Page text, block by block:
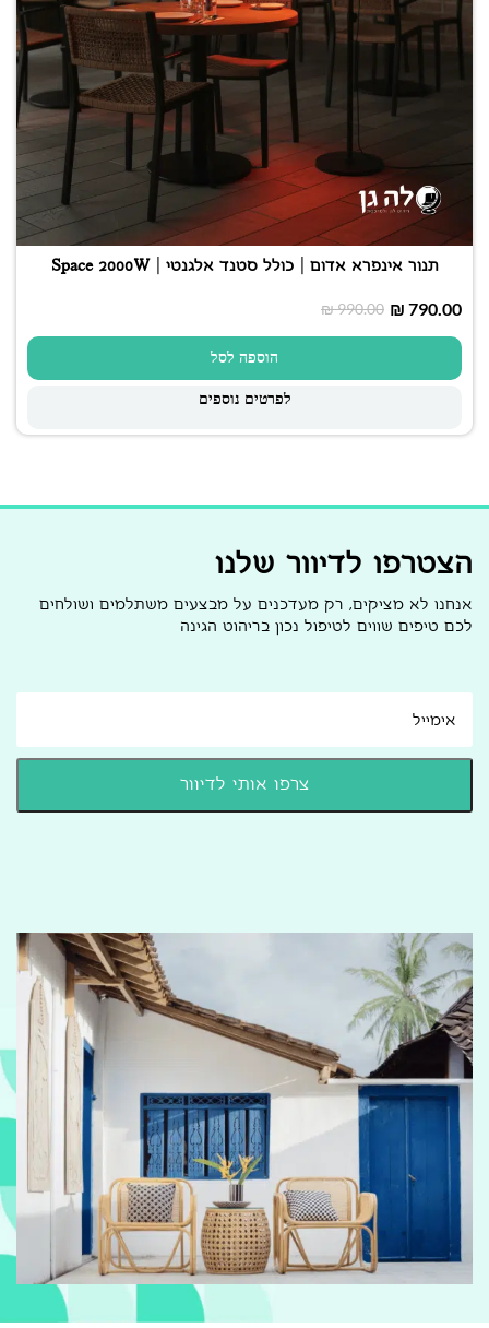
תנור אינפרא אדום | כולל סטנד אלגנטי | Space 2000W
₪990.00 ₪ 790.00
הוספה לסל
לפרטים נוספים
הצטרפו לדיוור שלנו
אנחנו לא מציקים, רק מעדכנים על מבצעים משתלמים ושולחים
לכם טיפים שווים לטיפול נכון בריהוט הגינה